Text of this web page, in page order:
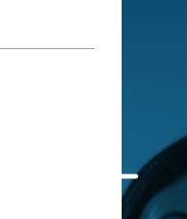
Ses démarches